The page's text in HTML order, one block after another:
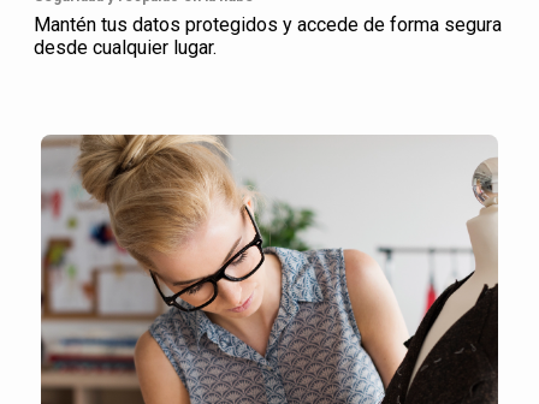
Mantén tus datos protegidos y accede de forma segura
desde cualquier lugar.